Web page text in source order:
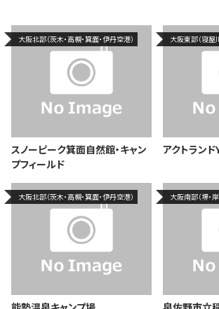
大阪北部（茨木・高槻・箕面・伊丹空港）
スノーピーク箕面自然館・キャン
プフィールド
大阪東部（寝屋
アクトランド
大阪北部（茨木・高槻・箕面・伊丹空港） 大阪南部（堺・